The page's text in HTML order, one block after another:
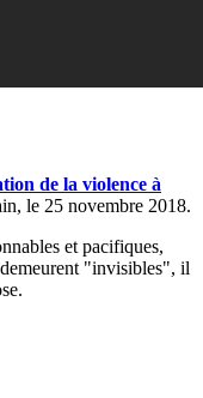
de la violence à
le 25 novembre 2018.
et pacifiques,
"invisibles", il